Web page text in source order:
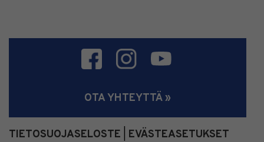
OTA YHTEYTTÄ »
TIETOSUOJASELOSTE EVÄSTEASETUKSET